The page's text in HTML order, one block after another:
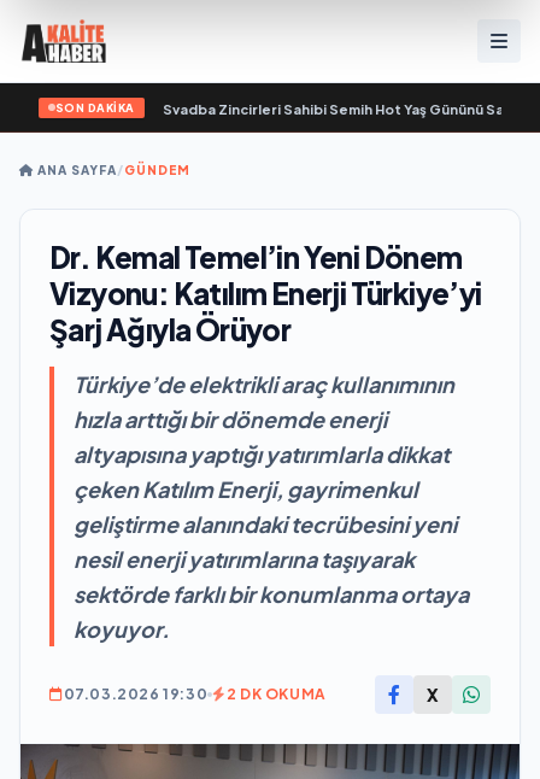
SON DAKİKA
yaşamını yitirdi• Svadba Zincirleri Sahibi Semih Hot Yaş Gününü Sanat ve
ANA SAYFA/GÜNDEM
Dr. Kemal Temel’in Yeni Dönem
Vizyonu: Katılım Enerji Türkiye’yi
Şarj Ağıyla Örüyor
Türkiye’de elektrikli araç kullanımının
hızla arttığı bir dönemde enerji
altyapısına yaptığı yatırımlarla dikkat
çeken Katılım Enerji, gayrimenkul
geliştirme alanındaki tecrübesini yeni
nesil enerji yatırımlarına taşıyarak
sektörde farklı bir konumlanma ortaya
koyuyor.
07.03.2026 19:30 2 DK OKUMA X